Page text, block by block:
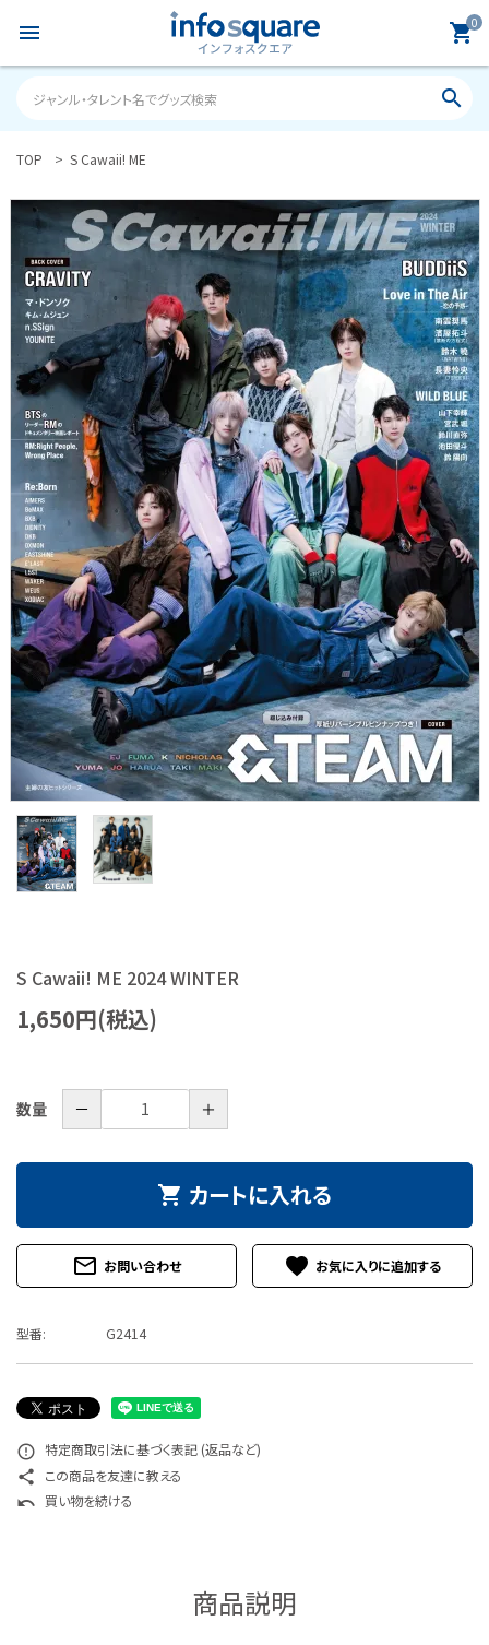
menu 0
shopping_cart
search
ACCOUNT MENU
ようこそ ゲスト 様
meeting_room ログイン person 新規会員登録
カテゴリーから探す
雑誌
S Cawaii! ME
声優写真集・フォトブック
声優グッズ
グラビア
アイドル・タレント
ヒーロー文庫
ロト・ナンバーズ書籍・グッズ
ご利用ガイド
TOP S Cawaii! ME
S Cawaii! ME 2024 WINTER
1,650円(税込)
数量 － ＋
shopping_cart カートに入れる
mail_outline お問い合わせ favorite
型番: G2414
error_outline 特定商取引法に基づく表記 (返品など)
share この商品を友達に教える
undo 買い物を続ける
商品説明